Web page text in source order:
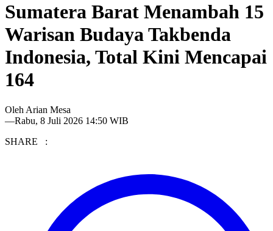
Sumatera Barat Menambah 15
Warisan Budaya Takbenda
Indonesia, Total Kini Mencapai
164
Oleh Arian Mesa
—Rabu, 8 Juli 2026 14:50 WIB
SHARE :